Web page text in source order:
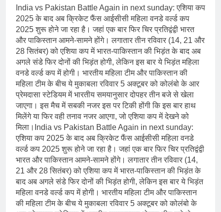
India vs Pakistan Battle Again in next sunday: एशिया कप
2025 के बाद अब क्रिकेट फैंस आईसीसी महिला वनडे वर्ल्ड कप
2025 शुरू होने जा रहा है। जहां एक बार फिर चिर प्रतिद्वंद्वी भारत
और पाकिस्तान आमने-सामने होंगे। लगातार तीन रविवार (14, 21 और
28 सितंबर) को एशिया कप में भारत-पाकिस्तान की भिड़ंत के बाद अब
अगले संडे फिर दोनों की भिड़ंत होगी, लेकिन इस बार ये भिड़ंत महिला
वनडे वर्ल्‍ड कप में होगी। भारतीय महिला टीम और पाकिस्‍तान की
महिला टीम के बीच ये मुकाबला रविवार 5 अक्‍टूबर को कोलंबो के आर
प्रेमदासा स्‍टेडियम में भारतीय समयानुसार दोपहर तीन बजे से खेला
जाएगा। इस मैच में सबकी नजर इस पर टिकी होंगी कि इस बार हाथ
मिलेंगे या फिर वही तनाव नजर आएगा, जो एशिया कप में देखने को
मिला।India vs Pakistan Battle Again in next sunday:
एशिया कप 2025 के बाद अब क्रिकेट फैंस आईसीसी महिला वनडे
वर्ल्ड कप 2025 शुरू होने जा रहा है। जहां एक बार फिर चिर प्रतिद्वंद्वी
भारत और पाकिस्तान आमने-सामने होंगे। लगातार तीन रविवार (14,
21 और 28 सितंबर) को एशिया कप में भारत-पाकिस्तान की भिड़ंत के
बाद अब अगले संडे फिर दोनों की भिड़ंत होगी, लेकिन इस बार ये भिड़ंत
महिला वनडे वर्ल्‍ड कप में होगी। भारतीय महिला टीम और पाकिस्‍तान
की महिला टीम के बीच ये मुकाबला रविवार 5 अक्‍टूबर को कोलंबो के